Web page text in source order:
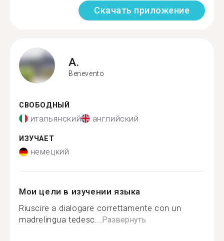
Скачать приложение
A.
Benevento
СВОБОДНЫЙ
итальянский английский
ИЗУЧАЕТ
немецкий
Мои цели в изучении языка
Riuscire a dialogare correttamente con un
madrelingua tedesc...Развернуть